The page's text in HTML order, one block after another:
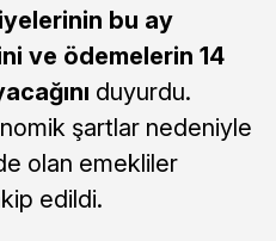
bu ay
ve ödemelerin 14
duyurdu.
şartlar nedeniyle
olan emekliler
edildi.